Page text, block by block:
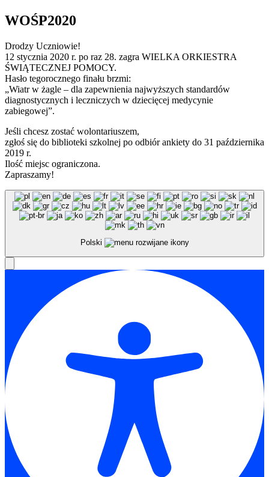
WOŚP2020
Drodzy Uczniowie!
12 stycznia 2020 r. po raz 28. zagra WIELKA ORKIESTRA
ŚWIĄTECZNEJ POMOCY.
Hasło tegorocznego finału brzmi:
„Wiatr w żagle – dla zapewnienia najwyższych standardów
diagnostycznych i leczniczych w dziecięcej medycynie
zabiegowej”.
Jeśli chcesz zostać wolontariuszem,
zgłoś się do biblioteki szkolnej po odbiór ankiety do 31 października
2019 r.
Ilość miejsc ograniczona.
Zapraszamy!
Polski